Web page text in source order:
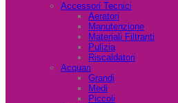
Accessori Tecnici
Aeratori
Manutenzione
Materiali Filtranti
Pulizia
Riscaldatori
Acquari
Grandi
Medi
Piccoli